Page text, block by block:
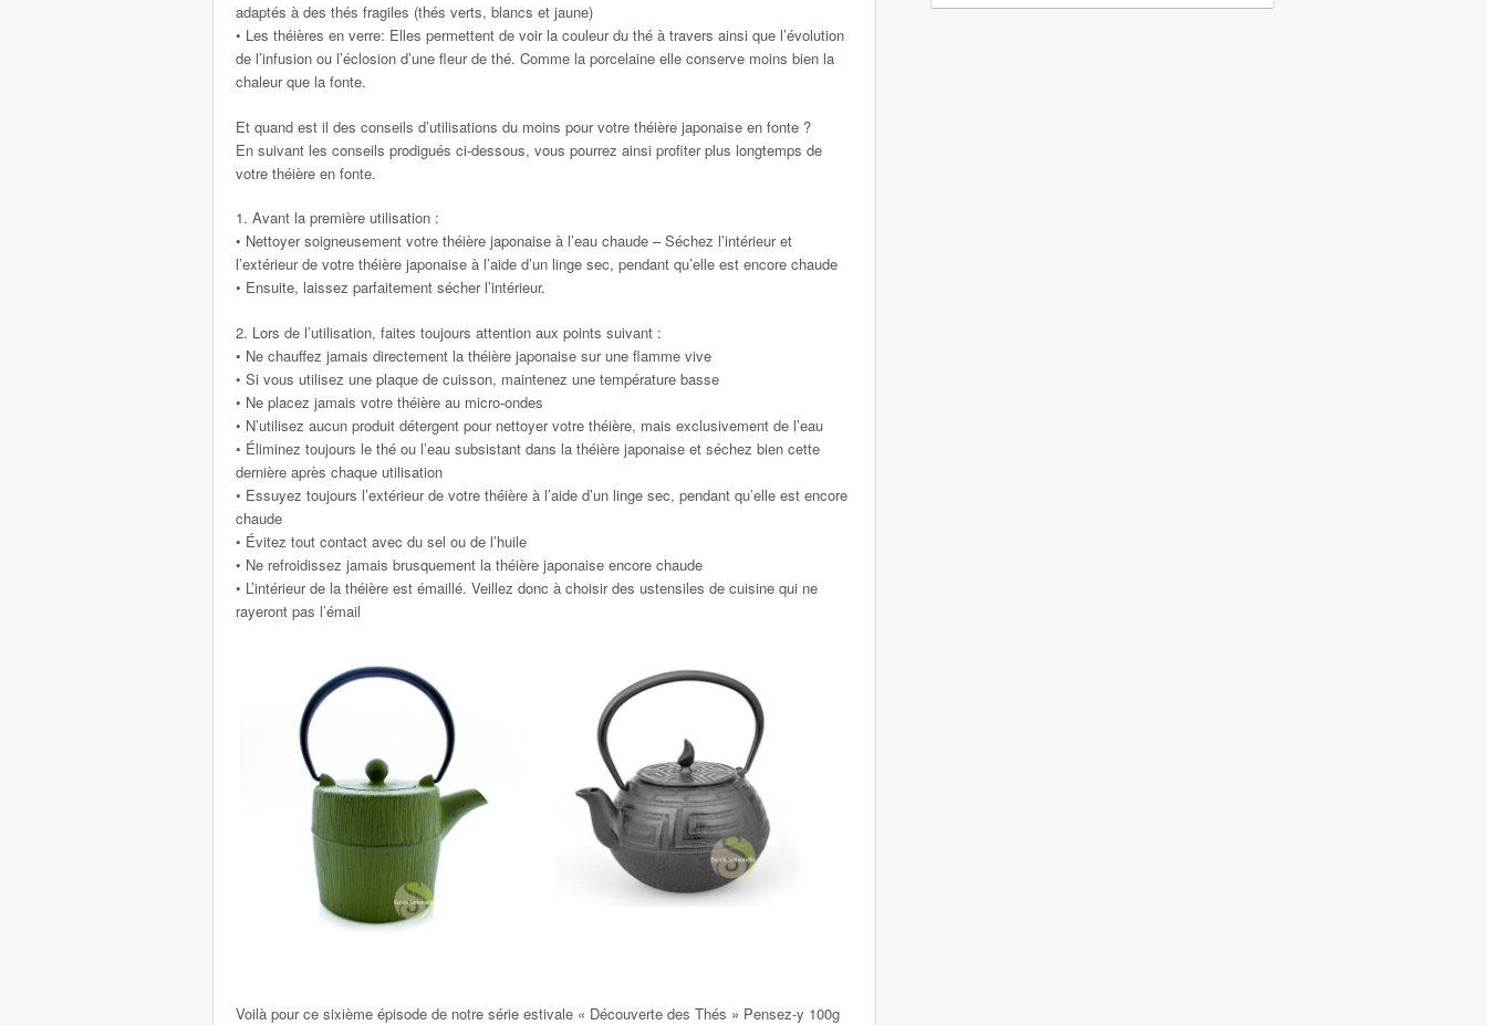
adaptés à des thés fragiles (thés verts, blancs et jaune)
• Les théières en verre: Elles permettent de voir la couleur du thé à travers ainsi que l’évolution
de l’infusion ou l’éclosion d’une fleur de thé. Comme la porcelaine elle conserve moins bien la
chaleur que la fonte.
Et quand est il des conseils d’utilisations du moins pour votre théière japonaise en fonte ?
En suivant les conseils prodigués ci-dessous, vous pourrez ainsi profiter plus longtemps de
votre théière en fonte.
1. Avant la première utilisation :
• Nettoyer soigneusement votre théière japonaise à l’eau chaude – Séchez l’intérieur et
l’extérieur de votre théière japonaise à l’aide d’un linge sec, pendant qu’elle est encore chaude
• Ensuite, laissez parfaitement sécher l’intérieur.
2. Lors de l’utilisation, faites toujours attention aux points suivant :
• Ne chauffez jamais directement la théière japonaise sur une flamme vive
• Si vous utilisez une plaque de cuisson, maintenez une température basse
• Ne placez jamais votre théière au micro-ondes
• N’utilisez aucun produit détergent pour nettoyer votre théière, mais exclusivement de l’eau
• Éliminez toujours le thé ou l’eau subsistant dans la théière japonaise et séchez bien cette
dernière après chaque utilisation
• Essuyez toujours l’extérieur de votre théière à l’aide d’un linge sec, pendant qu’elle est encore
chaude
• Évitez tout contact avec du sel ou de l’huile
• Ne refroidissez jamais brusquement la théière japonaise encore chaude
• L’intérieur de la théière est émaillé. Veillez donc à choisir des ustensiles de cuisine qui ne
rayeront pas l’émail
Voilà pour ce sixième épisode de notre série estivale « Découverte des Thés » Pensez-y 100g